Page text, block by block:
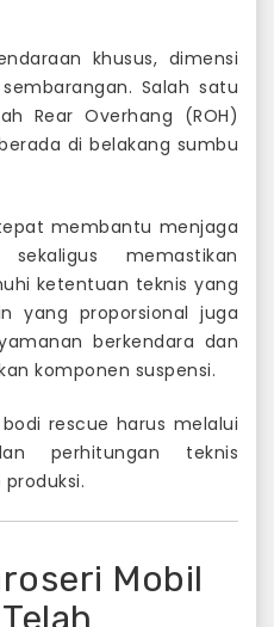
khusus, dimensi
Salah satu
Rear Overhang (ROH)
di belakang sumbu
membantu menjaga
memastikan
ketentuan teknis yang
yang proporsional juga
berkendara dan
komponen suspensi.
rescue harus melalui
perhitungan teknis
Mobil